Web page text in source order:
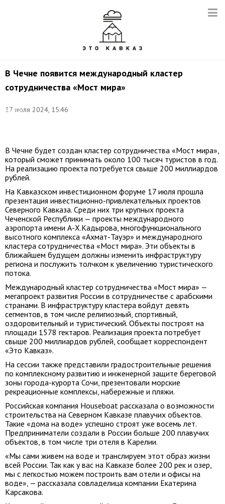
В Чечне появится международный кластер
сотрудничества «Мост мира»
17 июля 2024, 15:46
Зарема
В Чечне будет создан кластер сотрудничества «Мост мира»,
который сможет принимать около 100 тысяч туристов в год.
На реализацию проекта потребуется свыше 200 миллиардов
рублей.
На Кавказском инвестиционном форуме 17 июля прошла
презентация инвестиционно-привлекательных проектов
Северного Кавказа. Среди них три крупных проекта
Чеченской Республики — проекты международного
аэропорта имени А-Х.Кадырова, многофункционального
высотного комплекса «Ахмат-Тауэр» и международного
кластера сотрудничества «Мост мира». Эти объекты в
ближайшем будущем должны изменить инфраструктуру
региона и послужить толчком к увеличению туристического
потока.
Международный кластер сотрудничества «Мост мира» —
мегапроект развития России в сотрудничестве с арабскими
странами. В инфраструктуру кластера войдут девять
сегментов, в том числе религиозный, спортивный,
оздоровительный и туристический. Объекты построят на
площади 1578 гектаров. Реализация проекта потребует
свыше 200 миллиардов рублей, сообщает корреспондент
«Это Кавказ».
На сессии также представили градостроительные решения
по комплексному развитию и инженерной защите береговой
зоны города-курорта Сочи, презентовали морские
рекреационные комплексы, набережные и пляжи.
Российская компания Houseboat рассказала о возможности
строительства на Северном Кавказе плавучих объектов.
Такие «дома на воде» успешно строят уже восемь лет.
Предприниматели создали в России больше 200 плавучих
объектов, в том числе три отеля в Карелии.
«Мы сами живем на воде и транслируем этот образ жизни
всей России. Так как у вас на Кавказе более 200 рек и озер,
мы с легкостью можем построить вам отели и офисы на
воде», — рассказала совладелица компании Екатерина
Карсакова.